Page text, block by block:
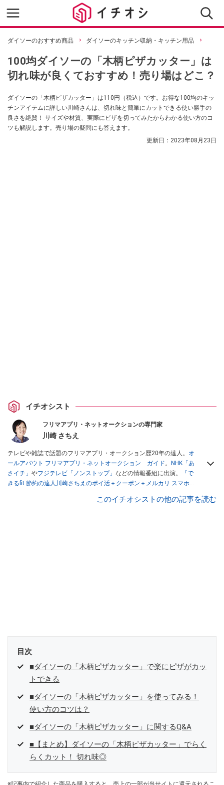
ダイソーのおすすめ商品 ダイソーのキッチン収納・キッチン用品
100均ダイソーの「木柄ピザカッター」は
切れ味が良くておすすめ！売り場はどこ？
ダイソーの「木柄ピザカッター」は110円（税込）です。お得な100均のキッ
チンアイテムに詳しい川崎さんは、切れ味と簡単にカットできる使い勝手の
良さを絶賛！ サイズや材質、実際にピザを切ってみたからわかる使い方のコ
ツも解説します。売り場の疑問にも答えます。
更新日： 2023年08月23日
イチオシスト
フリマアプリ・ネットオークションの専門家
川崎 さちえ
テレビや雑誌で話題のフリマアプリ・オークション歴20年の達人。 オ
ールアバウト フリマアプリ・ネットオークション ガイド。
NHK「あ
さイチ」 やフジテレビ「ノンストップ」 などの情報番組に出演。
『で
きるfit 節約の達人川崎さちえのポイ活＋クーポン＋メルカリ スマホで
スマホ1つでスキマ時間に効率的に稼ぐ！』（翔泳社刊） ほか著書多
このイチオシストの他の記事を読む
目次
■ダイソーの「木柄ピザカッター」で楽にピザがカッ
トできる
■ダイソーの「木柄ピザカッター」を使ってみる！
使い方のコツは？
■ダイソーの「木柄ピザカッター」に関するQ&A
■【まとめ】ダイソーの「木柄ピザカッター」でらく
らくカット！ 切れ味◎